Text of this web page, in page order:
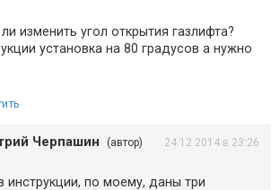
изменить угол открытия газлифта?
установка на 80 градусов а нужно
Черпашин (автор) 24.12.2014 в 23:26
инструкции, по моему, даны три